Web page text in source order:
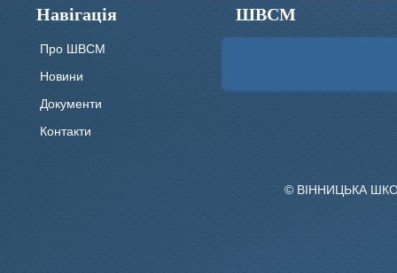
Навігація
Про ШВСМ
Новини
Документи
Контакти
ШВСМ
© ВІННИЦЬКА